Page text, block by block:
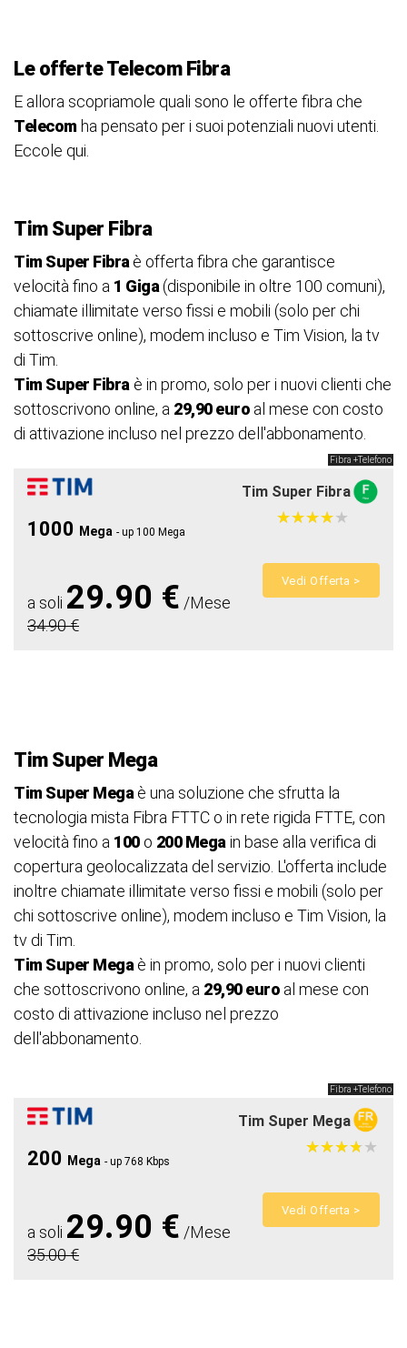
Le offerte Telecom Fibra
E allora scopriamole quali sono le offerte fibra che
Telecom ha pensato per i suoi potenziali nuovi utenti.
Eccole qui.
Tim Super Fibra
Tim Super Fibraè offerta fibra che garantisce
velocità fino a 1 Giga(disponibile in oltre 100 comuni),
chiamate illimitate verso fissi e mobili (solo per chi
sottoscrive online), modem incluso e Tim Vision, la tv
di Tim.
Tim Super Fibraè in promo, solo per i nuovi clienti che
sottoscrivono online, a 29,90 euro al mese con costo
di attivazione incluso nel prezzo dell'abbonamento.
Fibra +Telefono
Tim Super Fibra
1000 Mega - up 100 Mega
★★★★★
★★★★★
a soli 29.90 € /Mese
34.90 €
Vedi Offerta >
Tim Super Mega
Tim Super Megaè una soluzione che sfrutta la
tecnologia mista Fibra FTTC o in rete rigida FTTE, con
velocità fino a 100o 200 Megain base alla verifica di
copertura geolocalizzata del servizio. L'offerta include
inoltre chiamate illimitate verso fissi e mobili (solo per
chi sottoscrive online), modem incluso e Tim Vision, la
tv di Tim.
Tim Super Megaè in promo, solo per i nuovi clienti
che sottoscrivono online, a 29,90 euro al mese con
costo di attivazione incluso nel prezzo
dell'abbonamento.
Fibra +Telefono
Tim Super Mega
200 Mega - up 768 Kbps
★★★★★
★★★★★
a soli 29.90 € /Mese
35.00 €
Vedi Offerta >